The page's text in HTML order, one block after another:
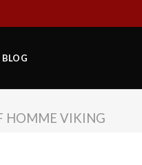
BLOG
HOMME VIKING